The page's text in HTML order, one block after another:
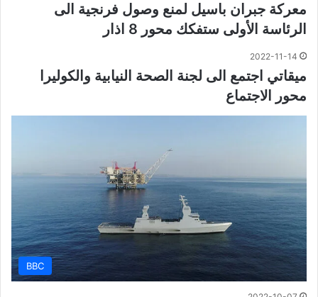
معركة جبران باسيل لمنع وصول فرنجية الى
الرئاسة الأولى ستفكك محور 8 اذار
2022-11-14
ميقاتي اجتمع الى لجنة الصحة النيابية والكوليرا
محور الاجتماع
BBC